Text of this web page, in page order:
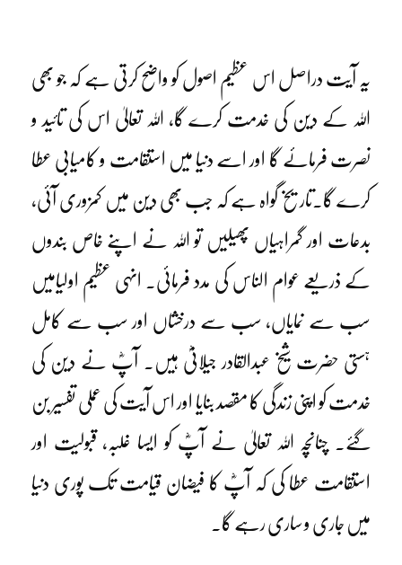
یہ آیت دراصل اس عظیم اصول کو واضح کرتی ہے کہ جو بھی
اللہ کے دین کی خدمت کرے گا، اللہ تعالیٰ اس کی تائید و
نصرت فرمائے گا اور اسے دنیا میں استقامت و کامیابی عطا
کرے گا۔تاریخ گواہ ہے کہ جب بھی دین میں کمزوری آئی،
بدعات اور گمراہیاں پھیلیں تو اللہ نے اپنے خاص بندوں
کے ذریعے عوام الناس کی مدد فرمائی۔ انہی عظیم اولیامیں
سب سے نمایاں، سب سے درخشاں اور سب سے کامل
ہستی حضرت شیخ عبدالقادر جیلانیؓ ہیں۔ آپؓ نے دین کی
خدمت کو اپنی زندگی کا مقصد بنایا اور اس آیت کی عملی تفسیر بن
گئے۔ چنانچہ اللہ تعالیٰ نے آپؓ کو ایسا غلبہ، قبولیت اور
استقامت عطا کی کہ آپؓ کا فیضان قیامت تک پوری دنیا
میں جاری و ساری رہے گا۔